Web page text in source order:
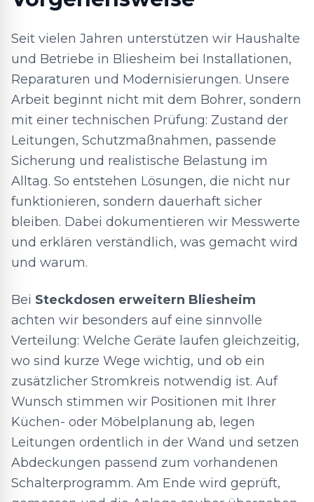
Seit vielen Jahren unterstützen wir Haushalte
und Betriebe in Bliesheim bei Installationen,
Reparaturen und Modernisierungen. Unsere
Arbeit beginnt nicht mit dem Bohrer, sondern
mit einer technischen Prüfung: Zustand der
Leitungen, Schutzmaßnahmen, passende
Sicherung und realistische Belastung im
Alltag. So entstehen Lösungen, die nicht nur
funktionieren, sondern dauerhaft sicher
bleiben. Dabei dokumentieren wir Messwerte
und erklären verständlich, was gemacht wird
und warum.
Bei Steckdosen erweitern Bliesheim
achten wir besonders auf eine sinnvolle
Verteilung: Welche Geräte laufen gleichzeitig,
wo sind kurze Wege wichtig, und ob ein
zusätzlicher Stromkreis notwendig ist. Auf
Wunsch stimmen wir Positionen mit Ihrer
Küchen- oder Möbelplanung ab, legen
Leitungen ordentlich in der Wand und setzen
Abdeckungen passend zum vorhandenen
Schalterprogramm. Am Ende wird geprüft,